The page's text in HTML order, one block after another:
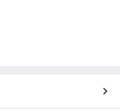
УкрПоштою